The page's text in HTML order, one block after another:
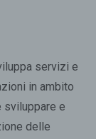
servizi e
in ambito
e
delle